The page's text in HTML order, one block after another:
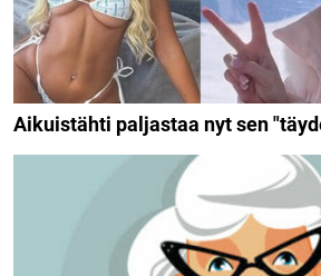
Aikuistähti paljastaa nyt sen